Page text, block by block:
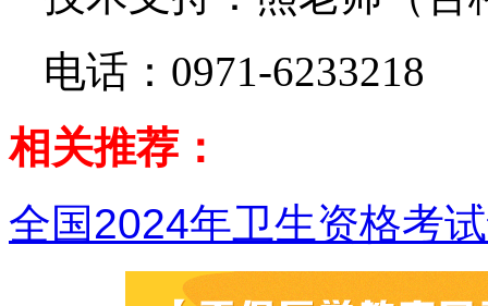
电话：0971-6233218
相关推荐：
全国2024年卫生资格考